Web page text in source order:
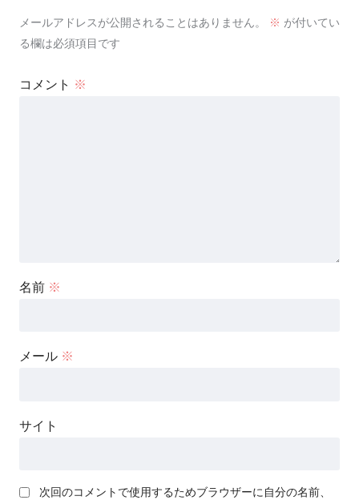
メールアドレスが公開されることはありません。 ※ が付いてい
る欄は必須項目です
コメント ※
名前 ※
メール ※
サイト
次回のコメントで使用するためブラウザーに自分の名前、